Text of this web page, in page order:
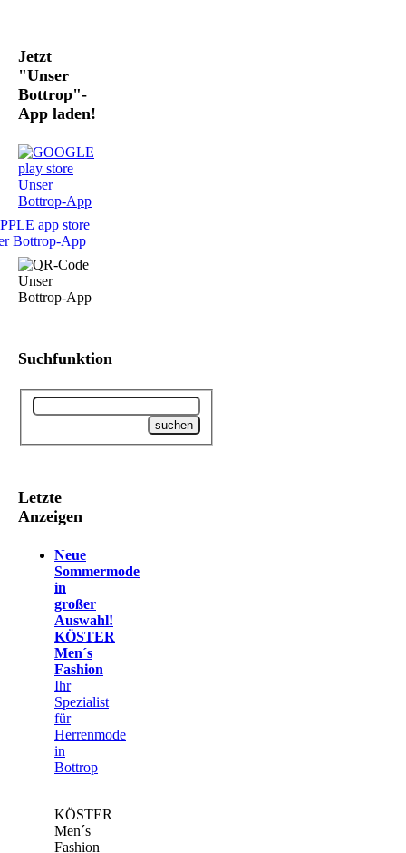
Jetzt
"Unser
Bottrop"-
App laden!
Suchfunktion
Letzte
Anzeigen
Neue
Sommermode
in
großer
Auswahl!
KÖSTER
Men´s
Fashion
Ihr
Spezialist
für
Herrenmode
in
Bottrop
KÖSTER
Men´s
Fashion